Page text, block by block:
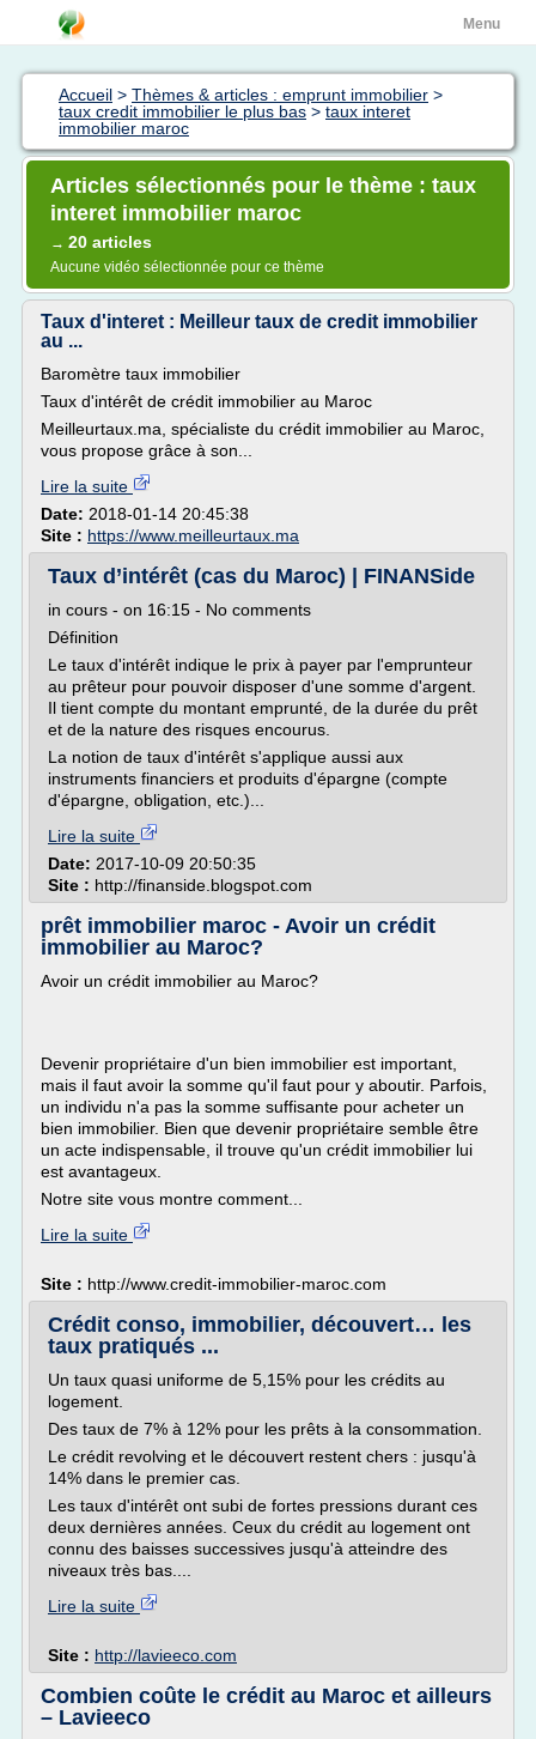
Menu
Accueil > Thèmes & articles : emprunt immobilier >
taux credit immobilier le plus bas > taux interet
immobilier maroc
Articles sélectionnés pour le thème : taux
interet immobilier maroc
→ 20 articles
Aucune vidéo sélectionnée pour ce thème
Taux d'interet : Meilleur taux de credit immobilier
au ...
Baromètre taux immobilier
Taux d'intérêt de crédit immobilier au Maroc
Meilleurtaux.ma, spécialiste du crédit immobilier au Maroc,
vous propose grâce à son...
Lire la suite
Date: 2018-01-14 20:45:38
Site : https://www.meilleurtaux.ma
Taux d’intérêt (cas du Maroc) | FINANSide
in cours - on 16:15 - No comments
Définition
Le taux d'intérêt indique le prix à payer par l'emprunteur
au prêteur pour pouvoir disposer d'une somme d'argent.
Il tient compte du montant emprunté, de la durée du prêt
et de la nature des risques encourus.
La notion de taux d'intérêt s'applique aussi aux
instruments financiers et produits d'épargne (compte
d'épargne, obligation, etc.)...
Lire la suite
Date: 2017-10-09 20:50:35
Site : http://finanside.blogspot.com
prêt immobilier maroc - Avoir un crédit
immobilier au Maroc?
Avoir un crédit immobilier au Maroc?
Devenir propriétaire d'un bien immobilier est important,
mais il faut avoir la somme qu'il faut pour y aboutir. Parfois,
un individu n'a pas la somme suffisante pour acheter un
bien immobilier. Bien que devenir propriétaire semble être
un acte indispensable, il trouve qu'un crédit immobilier lui
est avantageux.
Notre site vous montre comment...
Lire la suite
Site : http://www.credit-immobilier-maroc.com
Crédit conso, immobilier, découvert… les
taux pratiqués ...
Un taux quasi uniforme de 5,15% pour les crédits au
logement.
Des taux de 7% à 12% pour les prêts à la consommation.
Le crédit revolving et le découvert restent chers : jusqu'à
14% dans le premier cas.
Les taux d'intérêt ont subi de fortes pressions durant ces
deux dernières années. Ceux du crédit au logement ont
connu des baisses successives jusqu'à atteindre des
niveaux très bas....
Lire la suite
Site : http://lavieeco.com
Combien coûte le crédit au Maroc et ailleurs
– Lavieeco